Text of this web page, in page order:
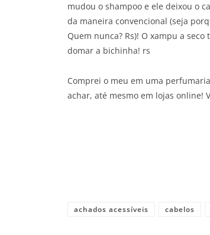
mudou o shampoo e ele deixou o
da maneira convencional (seja
Quem nunca? Rs)! O xampu a
domar a bichinha! rs
Comprei o meu em uma
achar, até mesmo em lojas online!
achados acessíveis cabelos